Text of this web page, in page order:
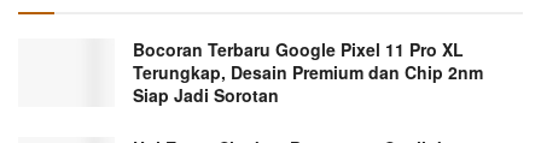
Bocoran Terbaru Google Pixel 11 Pro XL
Terungkap, Desain Premium dan Chip 2nm
Siap Jadi Sorotan